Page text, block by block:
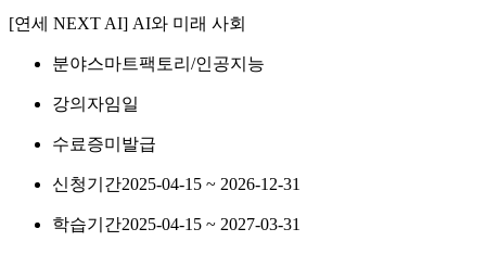
[연세 NEXT AI] AI와 미래 사회
분야스마트팩토리/인공지능
강의자임일
수료증미발급
신청기간2025-04-15 ~ 2026-12-31
학습기간2025-04-15 ~ 2027-03-31